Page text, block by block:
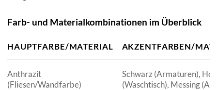
Farb- und Materialkombinationen im Überblick
HAUPTFARBE/MATERIAL AKZENTFARBEN/
Anthrazit
(Fliesen/Wandfarbe)
Schwarz (Armaturen),
(Waschtisch), Messing